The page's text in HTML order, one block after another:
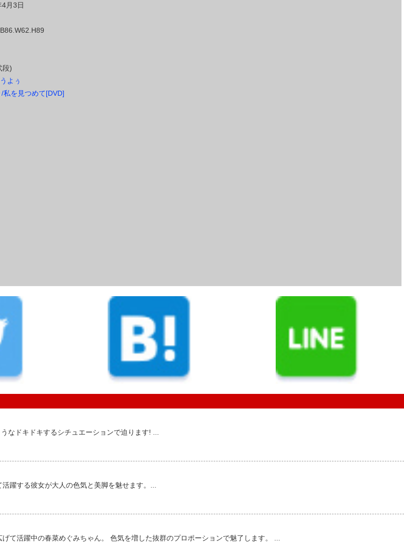
月3日
段)
よぅ
私を見つめて[DVD]
なドキドキするシチュエーションで迫ります! ...
躍する彼女が大人の色気と美脚を魅せます。...
て活躍中の春菜めぐみちゃん。 色気を増した抜群のプロポーションで魅了します。 ...